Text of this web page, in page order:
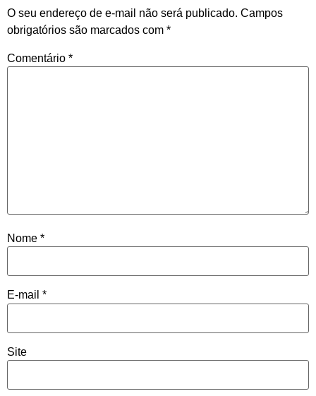
O seu endereço de e-mail não será publicado. Campos
obrigatórios são marcados com *
Comentário *
Nome *
E-mail *
Site